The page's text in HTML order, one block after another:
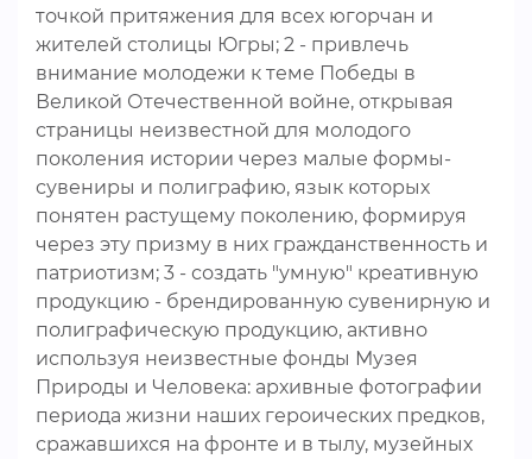
точкой притяжения для всех югорчан и
жителей столицы Югры; 2 - привлечь
внимание молодежи к теме Победы в
Великой Отечественной войне, открывая
страницы неизвестной для молодого
поколения истории через малые формы-
сувениры и полиграфию, язык которых
понятен растущему поколению, формируя
через эту призму в них гражданственность и
патриотизм; 3 - создать "умную" креативную
продукцию - брендированную сувенирную и
полиграфическую продукцию, активно
используя неизвестные фонды Музея
Природы и Человека: архивные фотографии
периода жизни наших героических предков,
сражавшихся на фронте и в тылу, музейных